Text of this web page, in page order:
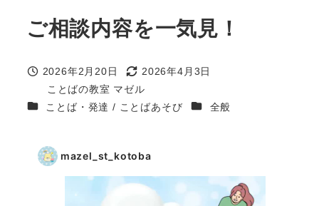
ご相談内容を一気見！
投稿日
2026年2月20日
更新日
2026年4月3日
ことばの教室 マゼル
カテゴリー
ことば・発達 / ことばあそび カテゴリー
全般
mazel_st_kotoba